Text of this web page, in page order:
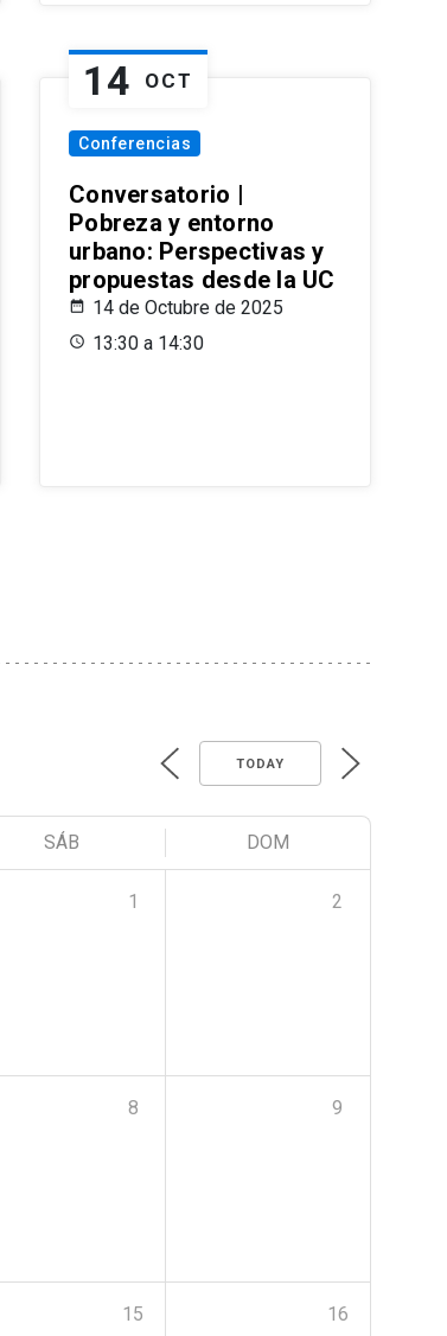
14 OCT
Conferencias
Conversatorio |
Pobreza y entorno
urbano: Perspectivas y
propuestas desde la UC
14 de Octubre de 2025
13:30 a 14:30
TODAY
SÁB DOM
1 2
8 9
15 16